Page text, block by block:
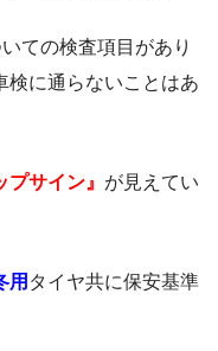
ての検査項目があり
検に通らないことはあ
プサイン』 が見えてい
用 タイヤ共に保安基準